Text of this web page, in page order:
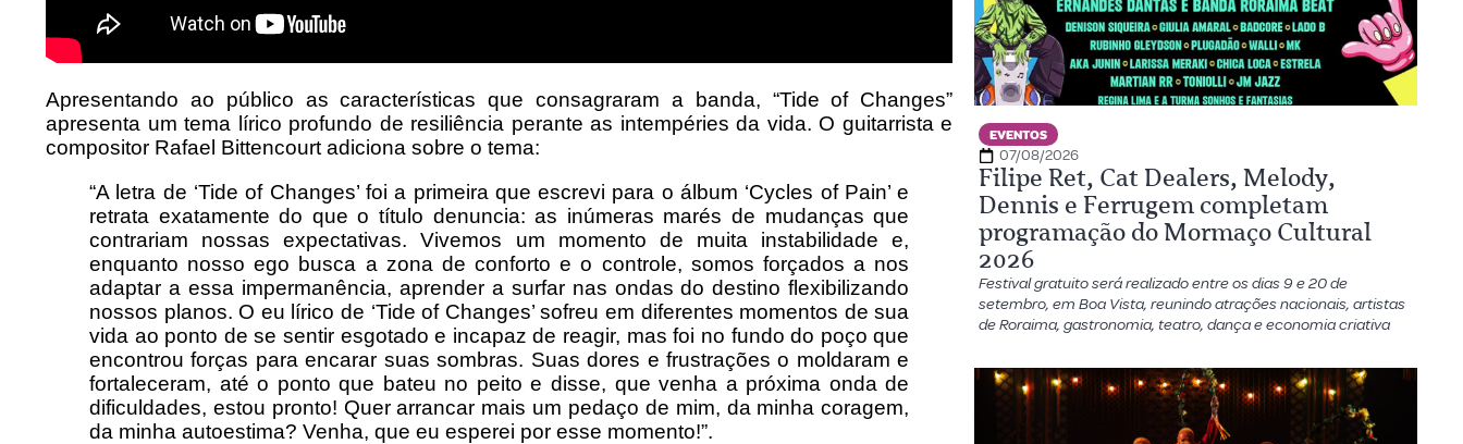
Apresentando ao público as características que consagraram a banda, “Tide of Changes”
apresenta um tema lírico profundo de resiliência perante as intempéries da vida. O guitarrista e
compositor Rafael Bittencourt adiciona sobre o tema:
“A letra de ‘Tide of Changes’ foi a primeira que escrevi para o álbum ‘Cycles of Pain’ e
retrata exatamente do que o título denuncia: as inúmeras marés de mudanças que
contrariam nossas expectativas. Vivemos um momento de muita instabilidade e,
enquanto nosso ego busca a zona de conforto e o controle, somos forçados a nos
adaptar a essa impermanência, aprender a surfar nas ondas do destino flexibilizando
nossos planos. O eu lírico de ‘Tide of Changes’ sofreu em diferentes momentos de sua
vida ao ponto de se sentir esgotado e incapaz de reagir, mas foi no fundo do poço que
encontrou forças para encarar suas sombras. Suas dores e frustrações o moldaram e
fortaleceram, até o ponto que bateu no peito e disse, que venha a próxima onda de
dificuldades, estou pronto! Quer arrancar mais um pedaço de mim, da minha coragem,
da minha autoestima? Venha, que eu esperei por esse momento!”.
EVENTOS
07/08/2026
Filipe Ret, Cat Dealers, Melody,
Dennis e Ferrugem completam
programação do Mormaço Cultural
2026
Festival gratuito será realizado entre os dias 9 e 20 de
setembro, em Boa Vista, reunindo atrações nacionais, artistas
de Roraima, gastronomia, teatro, dança e economia criativa